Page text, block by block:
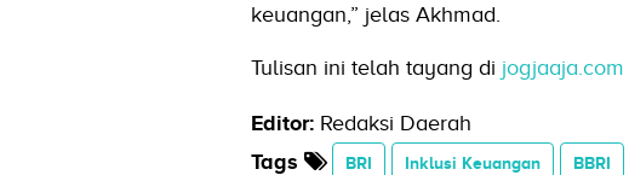
keuangan,” jelas Akhmad.
Tulisan ini telah tayang di jogjaaja.com
Editor: Redaksi Daerah
Tags
BRI Inklusi Keuangan BBRI